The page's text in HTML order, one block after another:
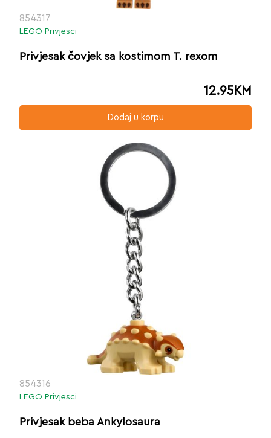
854317
LEGO Privjesci
Privjesak čovjek sa kostimom T. rexom
12.95KM
Dodaj u korpu
854316
LEGO Privjesci
Privjesak beba Ankylosaura